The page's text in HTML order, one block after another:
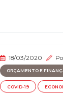
18/03/2020
ORÇAMENTO E
COVID-19